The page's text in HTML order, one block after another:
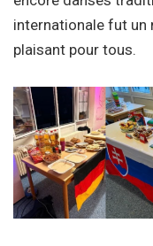
internationale fut
plaisant pour tous.